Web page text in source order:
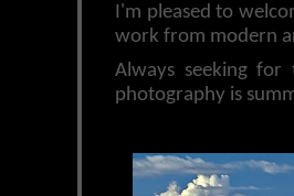
I'm pleased to
work from modern
Always seeking
photography is